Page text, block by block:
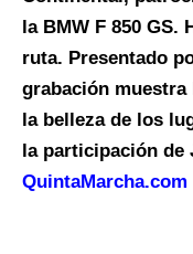
la BMW F 850 GS.
ruta. Presentado
grabación muestra
la belleza de los
la participación de
QuintaMarcha.com